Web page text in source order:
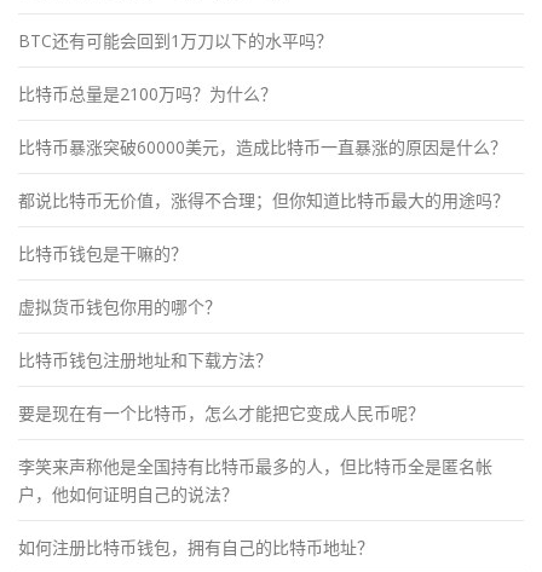
BTC还有可能会回到1万刀以下的水平吗？
比特币总量是2100万吗？为什么？
比特币暴涨突破60000美元，造成比特币一直暴涨的原因是什么？
都说比特币无价值，涨得不合理；但你知道比特币最大的用途吗？
比特币钱包是干嘛的？
虚拟货币钱包你用的哪个？
比特币钱包注册地址和下载方法？
要是现在有一个比特币，怎么才能把它变成人民币呢？
李笑来声称他是全国持有比特币最多的人，但比特币全是匿名帐
户，他如何证明自己的说法？
如何注册比特币钱包，拥有自己的比特币地址？